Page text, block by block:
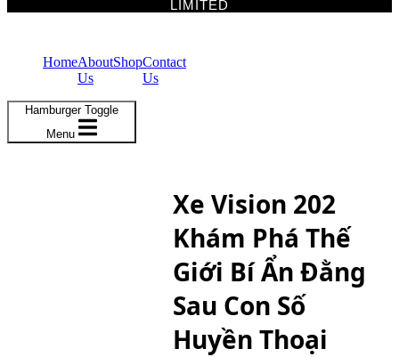
LIMITED
HomeAbout
Us
ShopContact
Us
Hamburger Toggle
Menu
Xe Vision 202
Khám Phá Thế
Giới Bí Ẩn Đằng
Sau Con Số
Huyền Thoại